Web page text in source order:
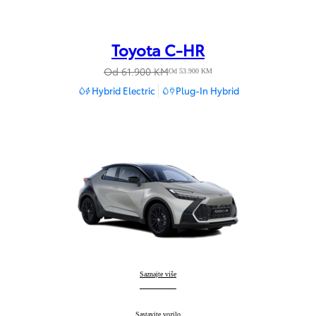
Toyota C-HR
Od 61.900 KMOd 53.900 KM
Hybrid Electric Plug-In Hybrid
Toyota C-HR
Saznajte više
Toyota C-HR:
Sastavite vozilo